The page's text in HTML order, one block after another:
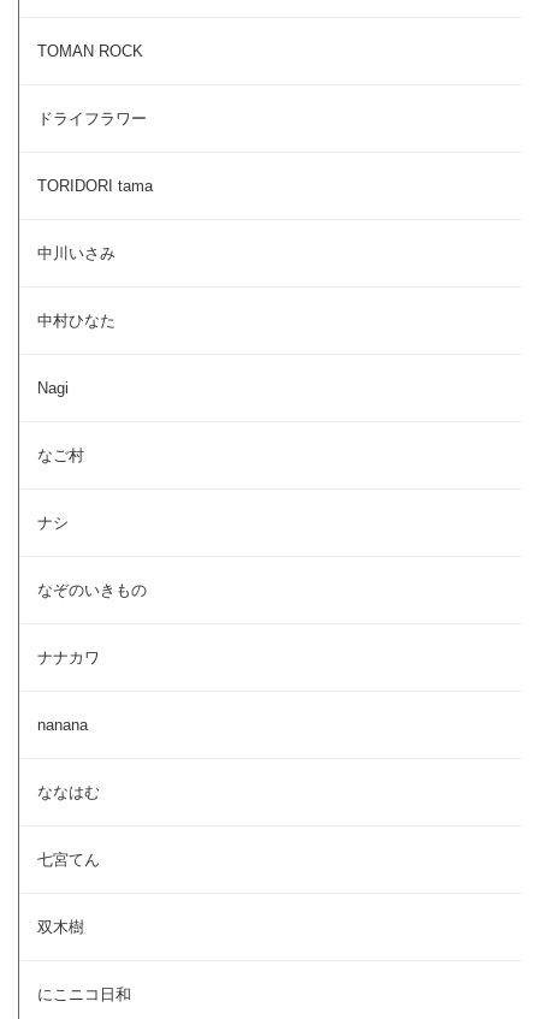
TOMAN ROCK
ドライフラワー
TORIDORI tama
中川いさみ
中村ひなた
Nagi
なご村
ナシ
なぞのいきもの
ナナカワ
nanana
ななはむ
七宮てん
双木樹
にこニコ日和